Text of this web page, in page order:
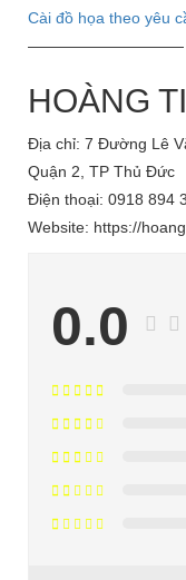
Cài đồ họa theo yêu
——————————
HOÀNG
Địa chỉ: 7 Đường Lê
Quận 2, TP Thủ Đức
Điện thoại: 0918 894
Website: https://
0.0